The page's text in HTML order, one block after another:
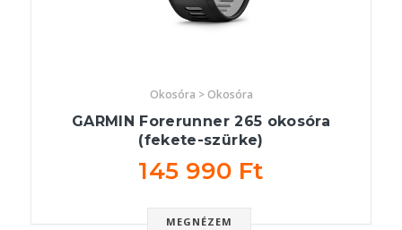
Okosóra > Okosóra
GARMIN Forerunner 265 okosóra
(fekete-szürke)
145 990 Ft
MEGNÉZEM